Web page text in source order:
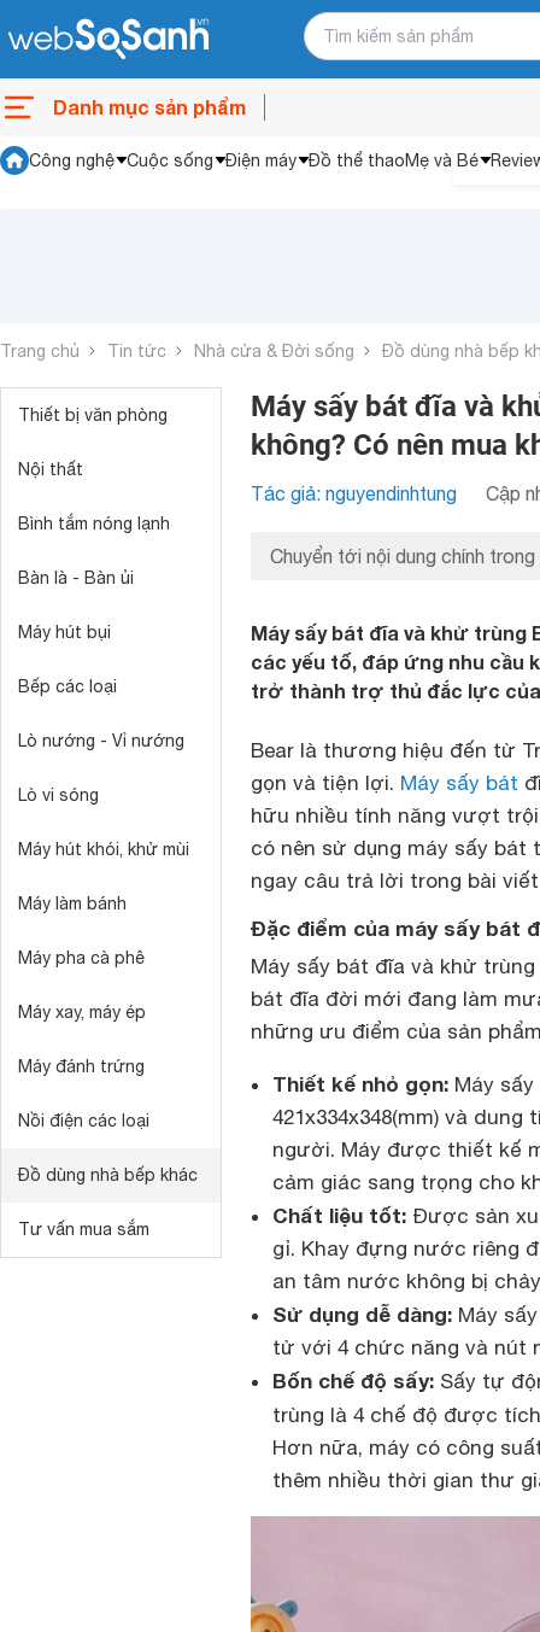
Danh mục sản phẩm
Công nghệ Cuộc sống Điện máy Đồ thể thaoMẹ và Bé
Trang chủ Tin tức Nhà cửa & Đời sống Đồ dùng nhà bếp
Thiết bị văn phòng
Nội thất
Bình tắm nóng lạnh
Bàn là - Bàn ủi
Máy hút bụi
Bếp các loại
Lò nướng - Vỉ nướng
Lò vi sóng
Máy hút khói, khử mùi
Máy làm bánh
Máy pha cà phê
Máy xay, máy ép
Máy đánh trứng
Nồi điện các loại
Đồ dùng nhà bếp khác
Tư vấn mua sắm
Máy sấy bát đĩa và
không? Có nên mua
Tác giả: nguyendinhtung Cập
Chuyển tới nội dung chính trong
Máy sấy bát đĩa và khử trùng
các yếu tố, đáp ứng nhu cầu
trở thành trợ thủ đắc lực
Bear là thương hiệu đến từ
gọn và tiện lợi. Máy sấy bát
hữu nhiều tính năng vượt
có nên sử dụng máy sấy bát
ngay câu trả lời trong bài
Đặc điểm của máy sấy bát
Máy sấy bát đĩa và khử trùng
bát đĩa đời mới đang làm
những ưu điểm của sản
Thiết kế nhỏ gọn: Máy
421x334x348(mm) và
người. Máy được thiết kế
cảm giác sang trọng cho
Chất liệu tốt: Được sản
gỉ. Khay đựng nước riêng
an tâm nước không bị
Sử dụng dễ dàng: Máy
tử với 4 chức năng và nút
Bốn chế độ sấy: Sấy tự
trùng là 4 chế độ được
Hơn nữa, máy có công
thêm nhiều thời gian thư